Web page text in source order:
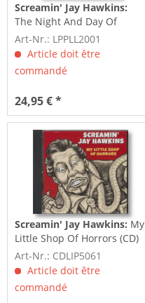
Screamin' Jay Hawkins:
The Night And Day Of
Screamin' (LP)
Art-Nr.: LPPLL2001
Article doit être
commandé
24,95 € *
Screamin' Jay Hawkins: My
Little Shop Of Horrors (CD)
Art-Nr.: CDLIP5061
Article doit être
commandé